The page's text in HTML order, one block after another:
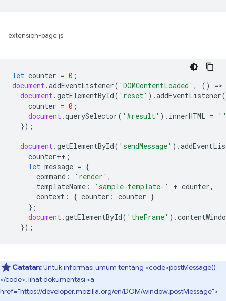
extension-page.js:
let counter = 0 ;
document.addEventListener( 'DOMContentLoaded' , () =>
document.getElementById( 'reset' ).addEventListener(
counter = 0 ;
document.querySelector( '#result' ). innerHTML =
});
document.getElementById( 'sendMessage' ).
counter++ ;
let message = {
command : 'render' ,
templateName : 'sample-template-' + counter,
context : { counter : counter }
};
document.getElementById( 'theFrame' ).
});
Catatan:Untuk informasi umum tentang <code>postMessage()
</code>, lihat dokumentasi <a
href="https://developer.mozilla.org/en/DOM/window.postMessage">